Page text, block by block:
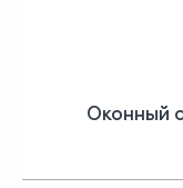
Оконный